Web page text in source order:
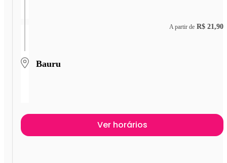
Bauru
A partir de R$ 21,90
Ver horários